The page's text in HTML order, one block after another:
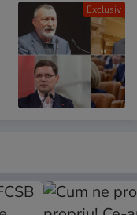
Exclusiv